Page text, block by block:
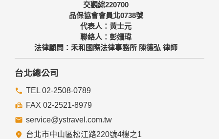
交觀綜220700
品保協會會員北0738號
代表人：黃士元
聯絡人：彭姍瑋
法律顧問：禾和國際法律事務所 陳德弘 律師
台北總公司
TEL 02-2508-0789
FAX 02-2521-8979
service@ystravel.com.tw
台北市中山區松江路220號4樓之1